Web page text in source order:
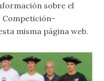
sobre el
Competición-
misma página web.